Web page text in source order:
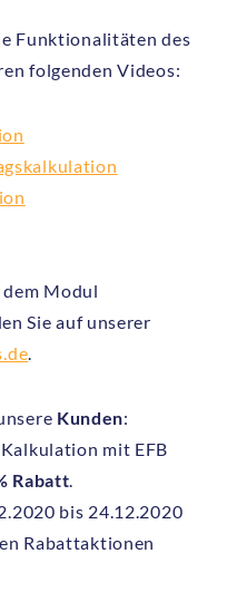
Funktionalitäten des
folgenden Videos:
Modul
Sie auf unserer
.
Kunden:
mit EFB
Rabatt.
bis 24.12.2020
Rabattaktionen